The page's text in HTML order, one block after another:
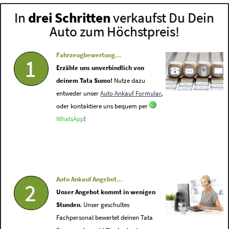
In drei Schrittenverkaufst Du Dein
Auto zum Höchstpreis!
1
Fahrzeugbewertung...
Erzähle uns unverbindlich von
deinem Tata Sumo! Nutze dazu
entweder unserAuto Ankauf Formular,
oder kontaktiere uns bequem per
WhatsApp!
2
Auto Ankauf Angebot...
Unser Angebot kommt in wenigen
Stunden. Unser geschultes
Fachpersonal bewertet deinen Tata